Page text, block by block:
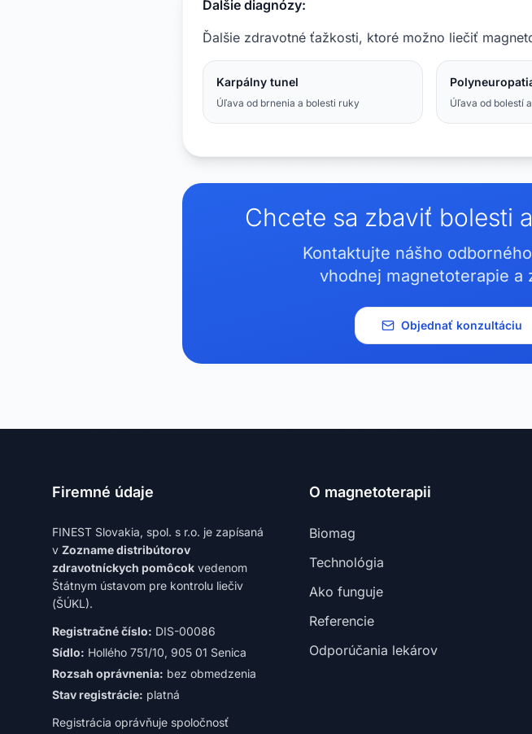
Ďalšie diagnózy:
Ďalšie zdravotné ťažkosti, ktoré možno liečiť
Karpálny tunel
Úľava od brnenia a bolesti ruky Úľava od bolestí
Chcete sa zbaviť bolesti
Kontaktujte nášho
vhodnej magnetoterapie a
Objednať konzultáciu
Firemné údaje
FINEST Slovakia, spol. s r.o. je zapísaná
v Zozname distribútorov
zdravotníckych pomôcok vedenom
Štátnym ústavom pre kontrolu liečiv
(ŠÚKL).
Registračné číslo: DIS-00086
Sídlo: Hollého 751/10, 905 01 Senica
Rozsah oprávnenia: bez obmedzenia
Stav registrácie: platná
Registrácia oprávňuje spoločnosť
O magnetoterapii
Biomag
Technológia
Ako funguje
Referencie
Odporúčania lekárov